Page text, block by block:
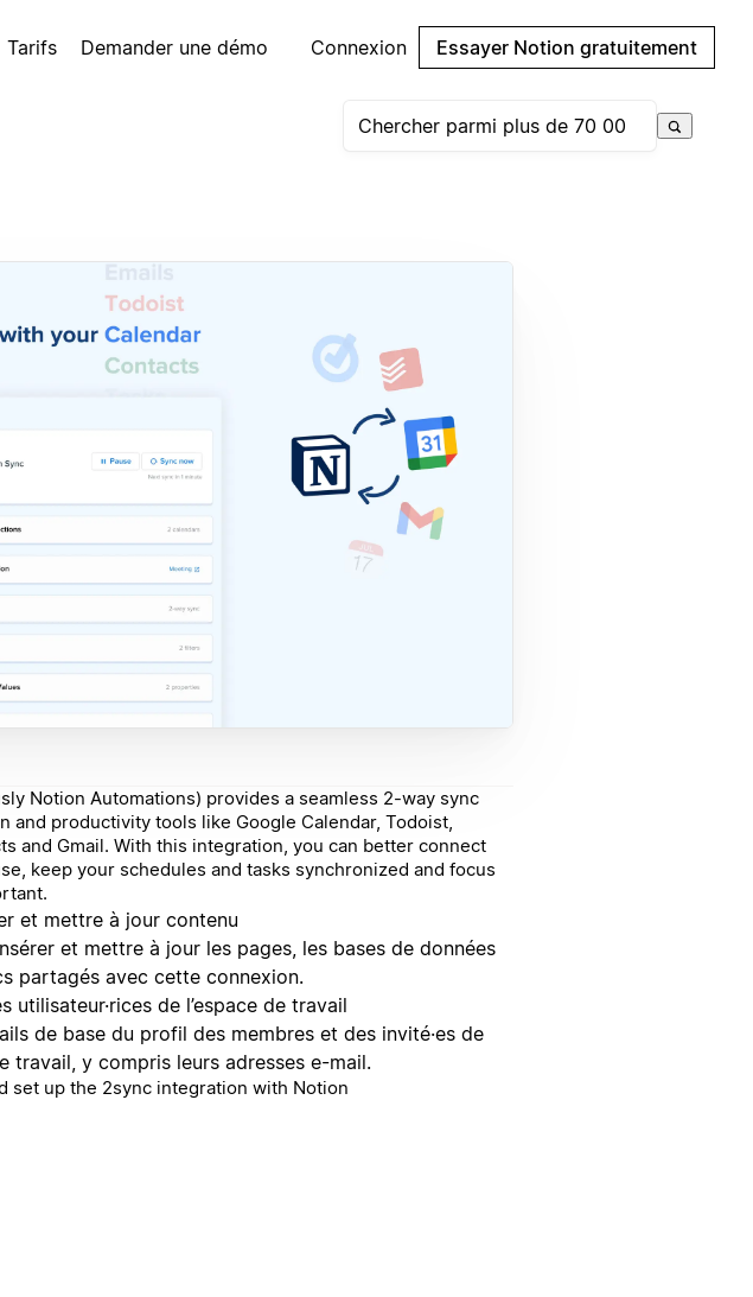
Tarifs Demander une démo Connexion Essayer Notion gratuitement
Notion Automations) provides a seamless 2-way sync
and productivity tools like Google Calendar, Todoist,
and Gmail. With this integration, you can better connect
keep your schedules and tasks synchronized and focus
et mettre à jour contenu
et mettre à jour les pages, les bases de données
partagés avec cette connexion.
utilisateur·rices de l’espace de travail
de base du profil des membres et des invité·es de
travail, y compris leurs adresses e-mail.
set up the 2sync integration with Notion